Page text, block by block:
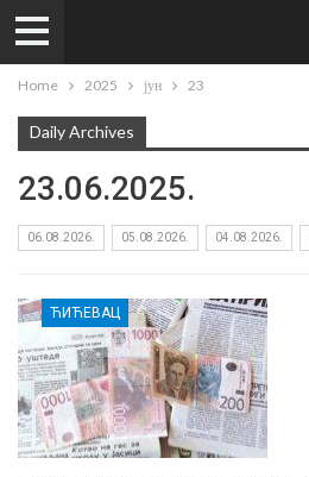
Home 2025 јун 23
Daily Archives
23.06.2025.
06.08.2026. 05.08.2026. 04.08.2026.
ЋИЋЕВАЦ